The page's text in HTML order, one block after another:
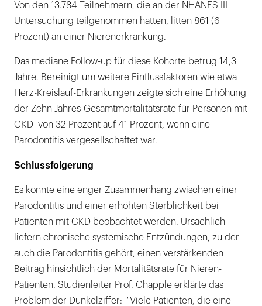
Von den 13.784 Teilnehmern, die an der NHANES III
Untersuchung teilgenommen hatten, litten 861 (6
Prozent) an einer Nierenerkrankung.
Das mediane Follow-up für diese Kohorte betrug 14,3
Jahre. Bereinigt um weitere Einflussfaktoren wie etwa
Herz-Kreislauf-Erkrankungen zeigte sich eine Erhöhung
der Zehn-Jahres-Gesamtmortalitätsrate für Personen mit
CKD von 32 Prozent auf 41 Prozent, wenn eine
Parodontitis vergesellschaftet war.
Schlussfolgerung
Es konnte eine enger Zusammenhang zwischen einer
Parodontitis und einer erhöhten Sterblichkeit bei
Patienten mit CKD beobachtet werden. Ursächlich
liefern chronische systemische Entzündungen, zu der
auch die Parodontitis gehört, einen verstärkenden
Beitrag hinsichtlich der Mortalitätsrate für Nieren-
Patienten. Studienleiter Prof. Chapple erklärte das
Problem der Dunkelziffer: "Viele Patienten, die eine